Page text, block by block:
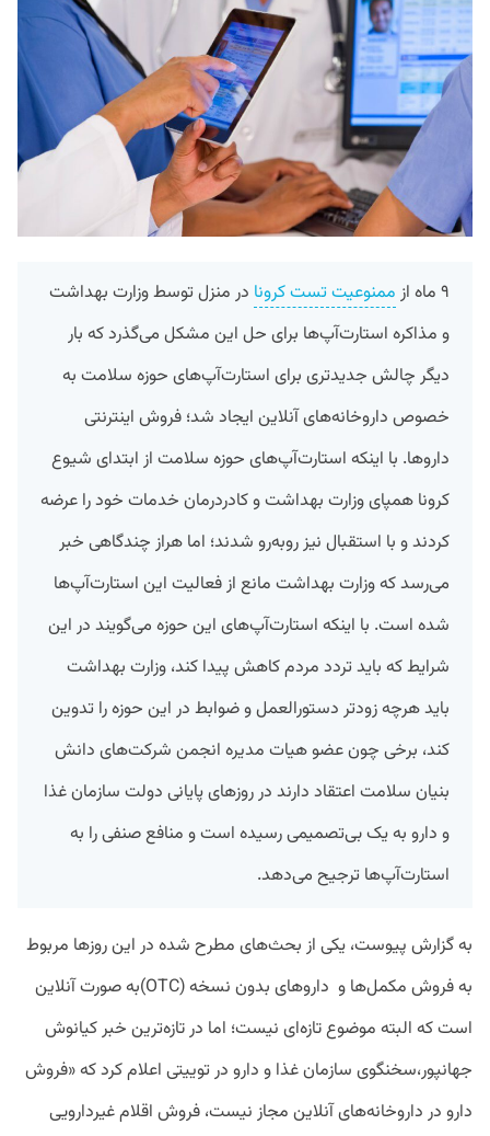
۹ ماه از ممنوعیت تست کرونا در منزل توسط وزارت بهداشت
و مذاکره استارت‌آپ‌ها برای حل این مشکل می‌گذرد که بار
دیگر چالش جدیدتری برای استارت‌آپ‌های حوزه سلامت به
خصوص داروخانه‌های آنلاین ایجاد شد؛ فروش اینترنتی
داروها. با اینکه استارت‌آپ‌های حوزه سلامت از ابتدای شیوع
کرونا همپای وزارت بهداشت و کادردرمان خدمات خود را عرضه
کردند و با استقبال نیز روبه‌رو شدند؛ اما هراز چندگاهی خبر
می‌رسد که وزارت بهداشت مانع از فعالیت این استارت‌آپ‌ها
شده است. با اینکه استارت‌آپ‌های این حوزه می‌گویند در این
شرایط که باید تردد مردم کاهش پیدا کند، وزارت بهداشت
باید هرچه زودتر دستورالعمل و ضوابط در این حوزه را تدوین
کند، برخی چون عضو هیات مدیره انجمن شرکت‌های دانش
بنیان سلامت اعتقاد دارند در روزهای پایانی دولت سازمان غذا
و دارو به یک بی‌تصمیمی رسیده است و منافع صنفی را به
استارت‌آپ‌ها ترجیح می‌دهد.
به گزارش پیوست، یکی از بحث‌های مطرح شده در این روزها مربوط
به فروش مکمل‌ها و داروهای بدون نسخه (OTC)به صورت آنلاین
است که البته موضوع تازه‌ای نیست؛ اما در تازه‌ترین خبر کیانوش
جهانپور،سخنگوی سازمان غذا و دارو در توییتی اعلام کرد که «فروش
دارو در داروخانه‌های آنلاین مجاز نیست، فروش اقلام غیردارویی